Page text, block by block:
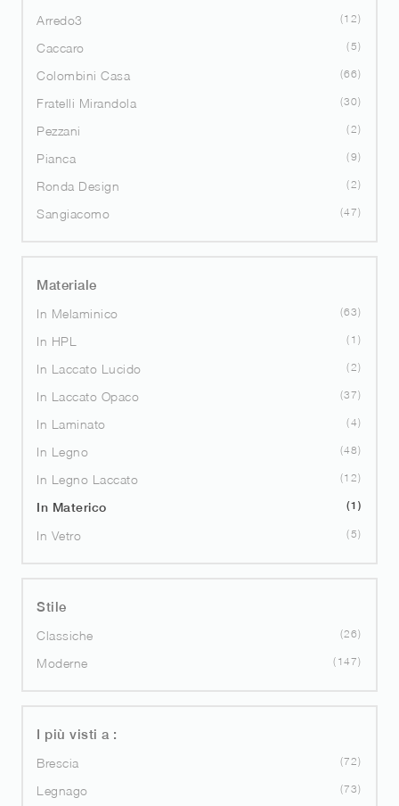
Arredo3
12
Caccaro 5
Colombini Casa 66
Fratelli Mirandola 30
Pezzani 2
Pianca 9
Ronda Design 2
Sangiacomo 47
Materiale
In Melaminico
63
In HPL 1
In Laccato Lucido 2
In Laccato Opaco 37
In Laminato 4
In Legno 48
In Legno Laccato 12
In Materico 1
In Vetro 5
Stile
Classiche
26
Moderne 147
I più visti a :
Brescia
72
Legnago 73